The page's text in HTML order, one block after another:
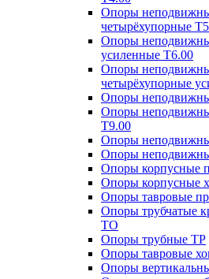
Опоры
четырёхупорные
Опоры
усиленные Т6.00
Опоры
четырёхупорные
Опоры
Опоры
Т9.00
Опоры
Опоры
Опоры корпусные
Опоры корпусные
Опоры тавровые
Опоры трубчатые
ТО
Опоры трубные ТР
Опоры тавровые
Опоры